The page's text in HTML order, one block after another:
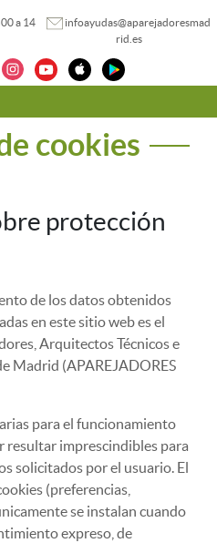
a 14
infoayudas@aparejadoresmad
rid.es
cookies
protección
de los datos obtenidos
en este sitio web es el
Arquitectos Técnicos e
Madrid (APAREJADORES
para el funcionamiento
resultar imprescindibles para
solicitados por el usuario. El
(preferencias,
se instalan cuando
expreso, de